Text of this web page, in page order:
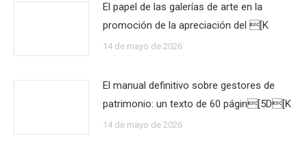
El papel de las galerías de arte en la
promoción de la apreciación del [K
14 de mayo de 2026
El manual definitivo sobre gestores de
patrimonio: un texto de 60 págin[5D[K
14 de mayo de 2026